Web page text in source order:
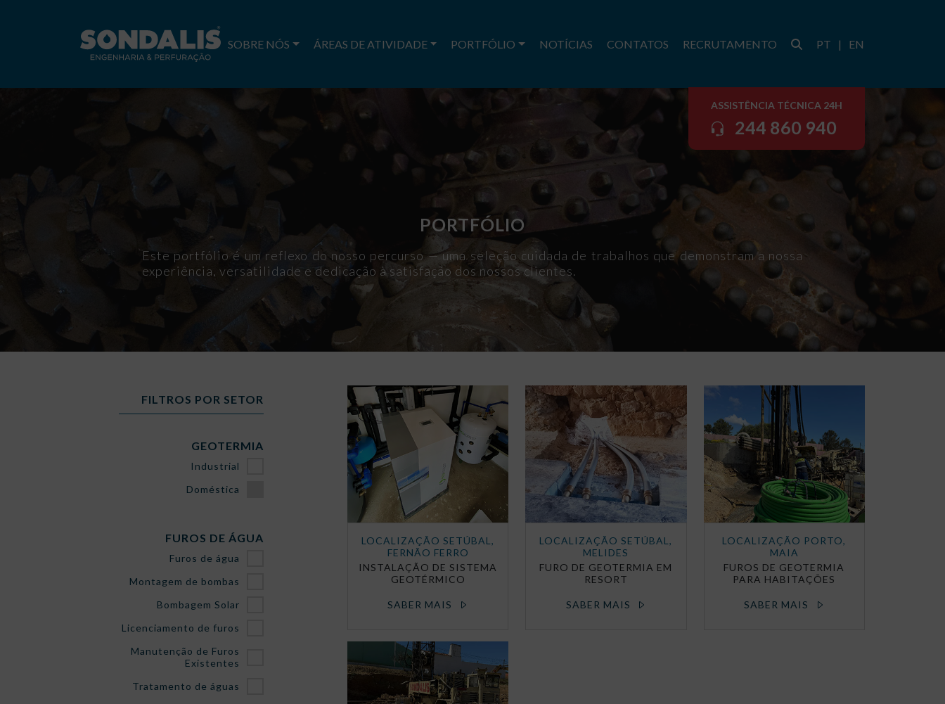
SOBRE NÓS ÁREAS DE ATIVIDADE PORTFÓLIO NOTÍCIAS CONTATOS RECRUTAMENTO PT | EN
ASSISTÊNCIA TÉCNICA 24H
244 860 940
PORTFÓLIO
Este portfólio é um reflexo do nosso percurso — uma seleção cuidada de trabalhos que demonstram a nossa
experiência, versatilidade e dedicação à satisfação dos nossos clientes.
FILTROS POR SETOR
GEOTERMIA
Industrial
Doméstica
FUROS DE ÁGUA
Furos de água
Montagem de bombas
Bombagem Solar
Licenciamento de furos
Manutenção de Furos
Existentes
Tratamento de águas
LOCALIZAÇÃO SETÚBAL,
FERNÃO FERRO
INSTALAÇÃO DE SISTEMA
GEOTÉRMICO
SABER MAIS
LOCALIZAÇÃO SETÚBAL,
MELIDES
FURO DE GEOTERMIA EM
RESORT
SABER MAIS
LOCALIZAÇÃO PORTO,
MAIA
FUROS DE GEOTERMIA
PARA HABITAÇÕES
SABER MAIS